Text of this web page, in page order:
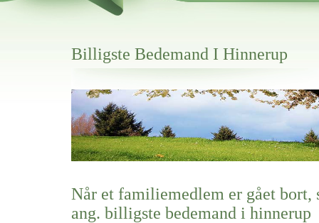
Billigste Bedemand I Hinnerup
Her hos os får du altid en god afslutning når det gælder
Billigste Bedemand I Hinnerup
vi hjælper i alle faser af begravelsel
Når et familiemedlem er gået bort,
ang. billigste bedemand i hinnerup